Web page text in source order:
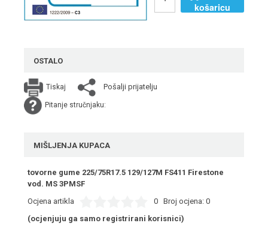
košaricu
OSTALO
Tiskaj Pošalji prijatelju
Pitanje stručnjaku:
MIŠLJENJA KUPACA
tovorne gume 225/75R17.5 129/127M FS411 Firestone
vod. MS 3PMSF
Ocjena artikla
0 Broj ocjena: 0
(ocjenjuju ga samo registrirani korisnici)